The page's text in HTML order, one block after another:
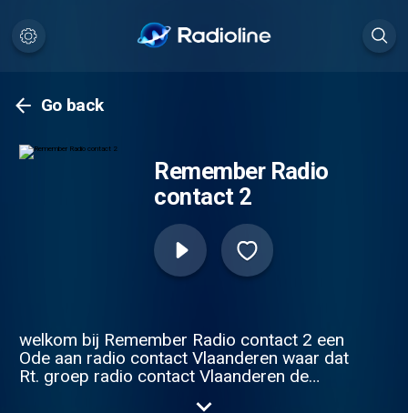
Go back
Remember Radio
contact 2
welkom bij Remember Radio contact 2 een
Ode aan radio contact Vlaanderen waar dat
Rt. groep radio contact Vlaanderen de